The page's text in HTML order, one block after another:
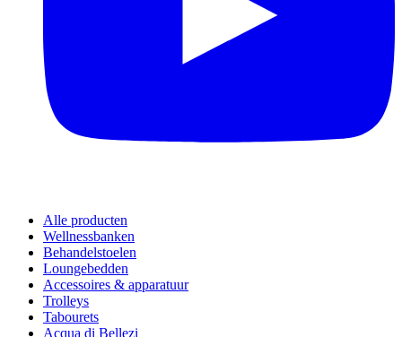
Alle producten
Wellnessbanken
Behandelstoelen
Loungebedden
Accessoires & apparatuur
Trolleys
Tabourets
Acqua di Bellezi